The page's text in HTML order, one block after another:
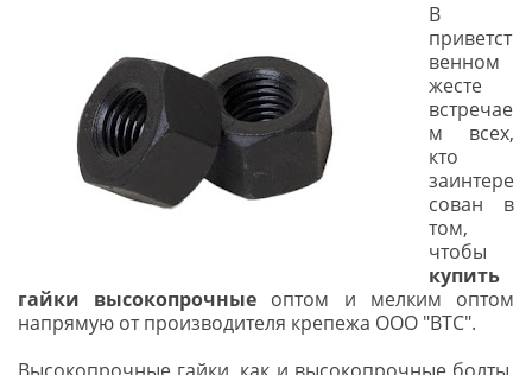
В
приветст
венном
жесте
встречае
м всех,
кто
заинтере
сован в
том,
чтобы
купить
гайки высокопрочные оптом и мелким оптом
напрямую от производителя крепежа ООО "ВТС".